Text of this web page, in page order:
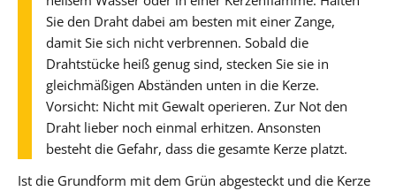
Sie den Draht dabei am besten mit einer Zange,
damit Sie sich nicht verbrennen. Sobald die
Drahtstücke heiß genug sind, stecken Sie sie in
gleichmäßigen Abständen unten in die Kerze.
Vorsicht: Nicht mit Gewalt operieren. Zur Not den
Draht lieber noch einmal erhitzen. Ansonsten
besteht die Gefahr, dass die gesamte Kerze platzt.
Ist die Grundform mit dem Grün abgesteckt und die Kerze